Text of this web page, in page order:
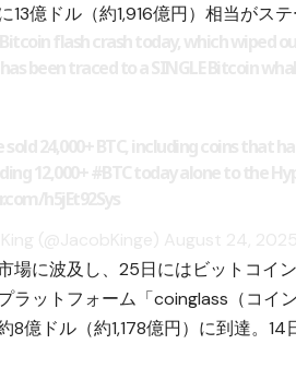
億ドル（約1,916億円）相当がス
場に波及し、25日にはビットコイ
ラットフォーム「coinglass（コイ
8億ドル（約1,178億円）に到達。